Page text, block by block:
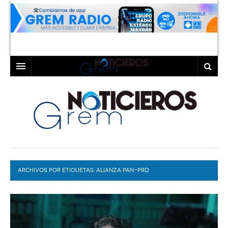
LAGUNA
TORREÓN
GÓMEZ PALACIO
LERDO
COAHUILA
DURANGO
DEPORTES
ARCHIVOS POR ETIQUETAS: ALIANZA PAN-PRD